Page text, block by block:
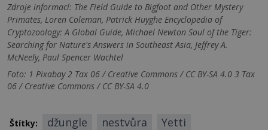
Zdroje informací: The Field Guide to Bigfoot and Other Mystery
Primates, Loren Coleman, Patrick Huyghe Encyclopedia of
Cryptozoology: A Global Guide, Michael Newton Soul of the Tiger:
Searching for Nature's Answers in Southeast Asia, Jeffrey A.
McNeely, Paul Spencer Wachtel
Foto: 1 Pixabay 2 Tax 06 / Creative Commons / CC BY-SA 4.0 3 Tax
06 / Creative Commons / CC BY-SA 4.0
Štítky: džungle nestvůra Yetti